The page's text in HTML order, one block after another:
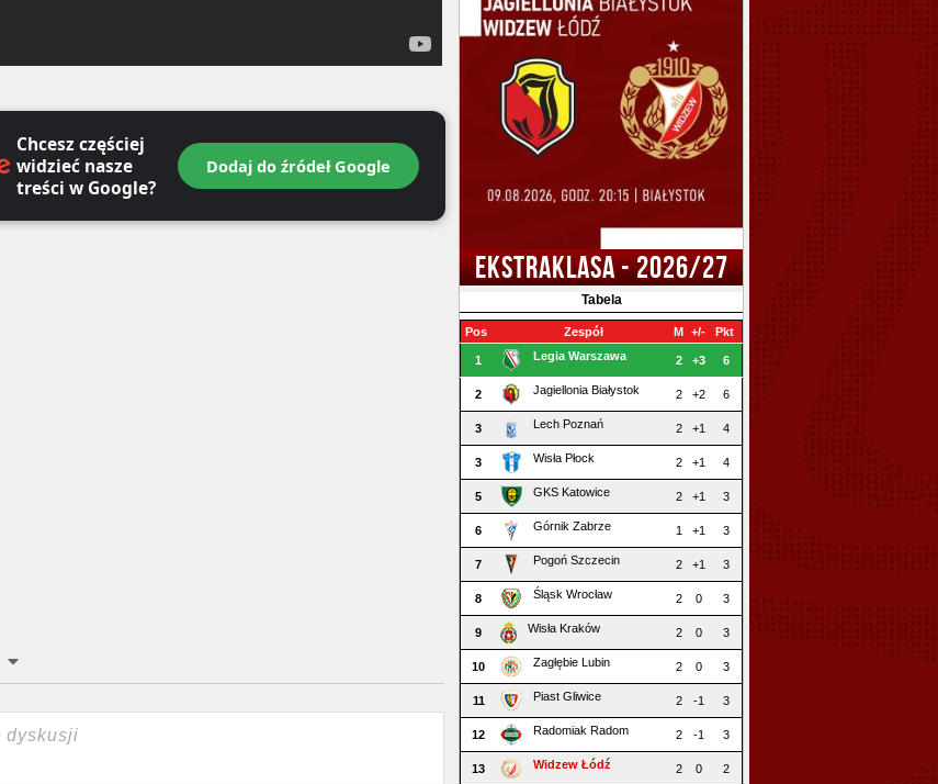
Chcesz częściej
widzieć nasze
treści w Google?
Dodaj do źródeł Google
EKSTRAKLASA - 2026/27
Tabela
Pos Zespół M +/- Pkt
1 Legia Warszawa 2 +3 6
2 Jagiellonia Białystok 2 +2 6
3 Lech Poznań 2 +1 4
3 Wisła Płock 2 +1 4
5 GKS Katowice 2 +1 3
6 Górnik Zabrze 1 +1 3
7 Pogoń Szczecin 2 +1 3
8 Śląsk Wrocław 2 0 3
9 Wisła Kraków 2 0 3
10 Zagłębie Lubin 2 0 3
11 Piast Gliwice 2 -1 3
12 Radomiak Radom 2 -1 3
13 Widzew Łódź 2 0 2